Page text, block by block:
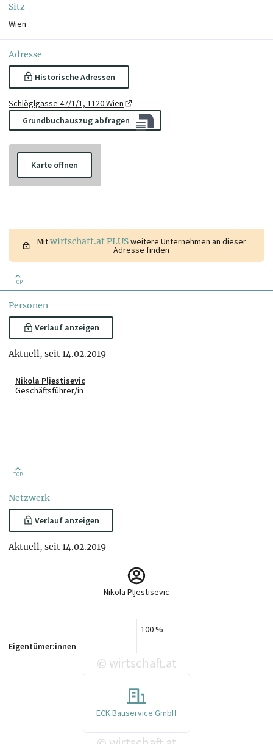
Sitz
Wien
Adresse
Historische Adressen
Schlöglgasse 47/1/1, 1120 Wien
Grundbuchauszug abfragen
Karte öffnen
Mitwirtschaft.at PLUSweitere Unternehmen an dieser
Adresse finden
TOP
Personen
Verlauf anzeigen
Aktuell, seit 14.02.2019
Nikola Pljestisevic
Geschäftsführer/in
TOP
Netzwerk
Verlauf anzeigen
Aktuell, seit 14.02.2019
Nikola Pljestisevic
100 %
Eigentümer:innen
© wirtschaft.at
ECK Bauservice GmbH